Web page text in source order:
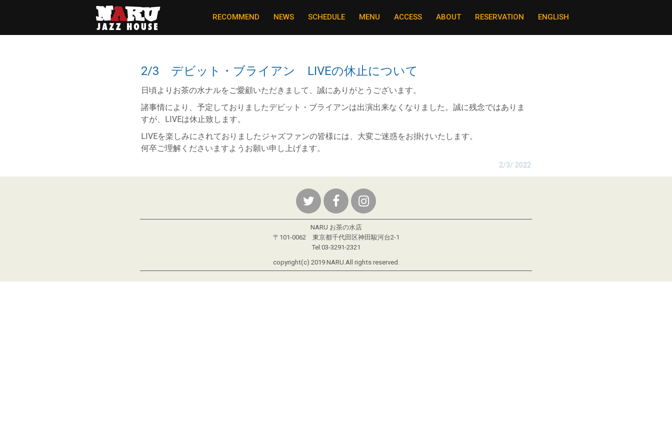
RECOMMEND NEWS SCHEDULE MENU ACCESS ABOUT RESERVATION ENGLISH
2/3 デビット・ブライアン LIVEの休止について
日頃よりお茶の水ナルをご愛顧いただきまして、誠にありがとうございます。
諸事情により、予定しておりましたデビット・ブライアンは出演出来なくなりました。誠に残念ではありま
すが、LIVEは休止致します。
LIVEを楽しみにされておりましたジャズファンの皆様には、大変ご迷惑をお掛けいたします。
何卒ご理解くださいますようお願い申し上げます。
2/3/ 2022
NARU お茶の水店
〒101-0062 東京都千代田区神田駿河台2-1
Tel:03-3291-2321
copyright(c) 2019 NARU.All rights reserved.